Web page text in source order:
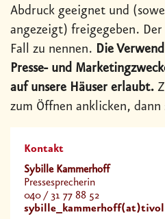
Abdruck geeignet und
angezeigt) freigegeben.
Fall zu nennen. Die
Presse- und
auf unsere Häuser erlaubt.
zum Öffnen anklicken, dann
Kontakt
Sybille Kammerhoff
Pressesprecherin
040 / 31 77 88 52